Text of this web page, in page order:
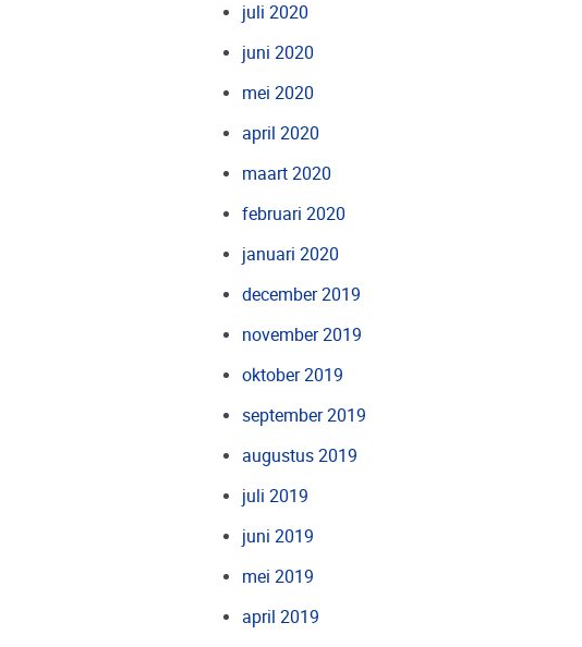
juli 2020
juni 2020
mei 2020
april 2020
maart 2020
februari 2020
januari 2020
december 2019
november 2019
oktober 2019
september 2019
augustus 2019
juli 2019
juni 2019
mei 2019
april 2019